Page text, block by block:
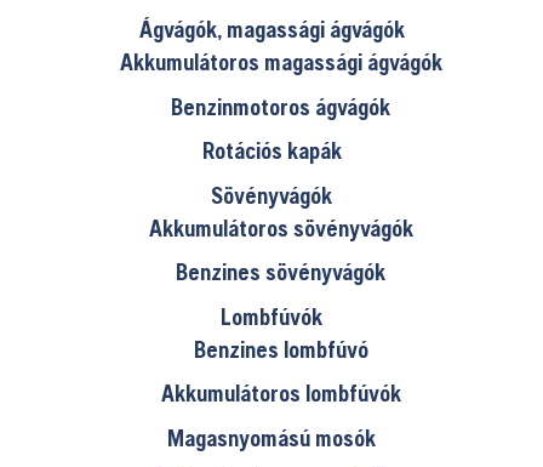
Ágvágók, magassági ágvágók
Akkumulátoros magassági ágvágók
Benzinmotoros ágvágók
Rotációs kapák
Sövényvágók
Akkumulátoros sövényvágók
Benzines sövényvágók
Lombfúvók
Benzines lombfúvó
Akkumulátoros lombfúvók
Magasnyomású mosók